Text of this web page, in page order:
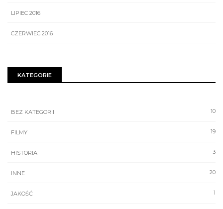
LIPIEC 2016
CZERWIEC 2016
KATEGORIE
10
BEZ KATEGORII
19
FILMY
3
HISTORIA
20
INNE
1
JAKOŚĆ